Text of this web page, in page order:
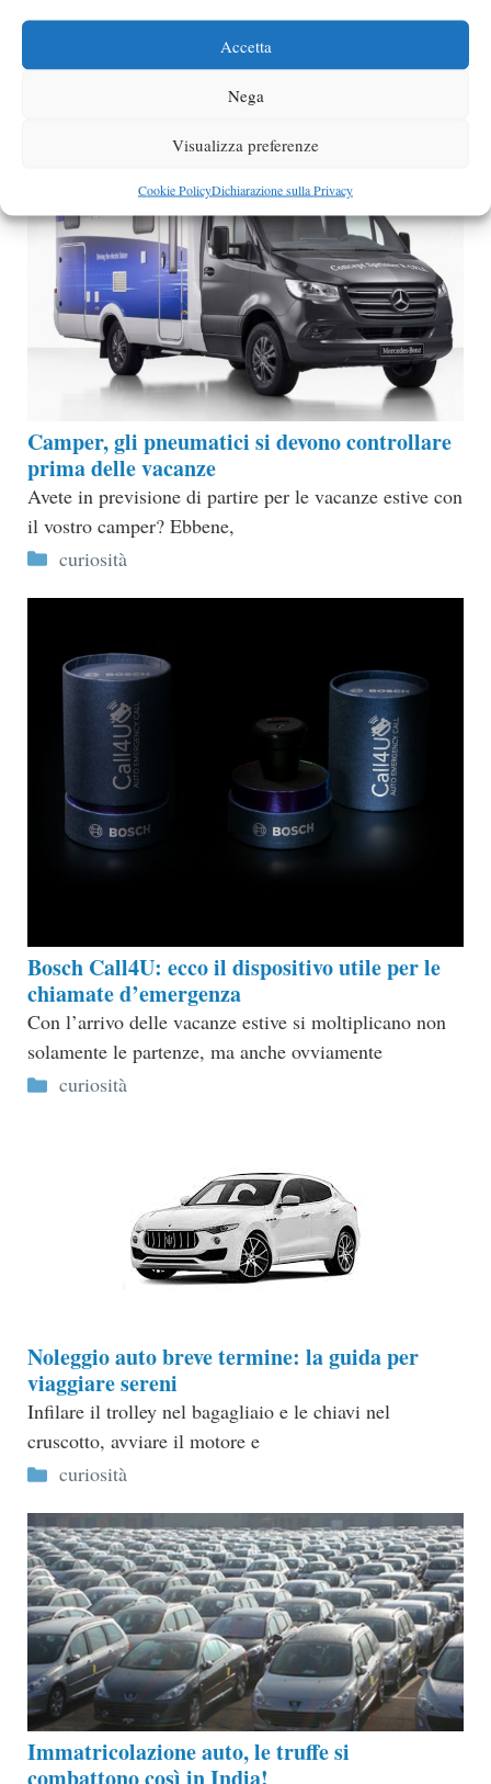
Accetta
Nega
Visualizza preferenze
Cookie PolicyDichiarazione sulla Privacy
verso l’alto, è chiaro come
Categorie
curiosità
Camper, gli pneumatici si devono controllare
prima delle vacanze
Avete in previsione di partire per le vacanze estive con
il vostro camper? Ebbene,
Categorie
curiosità
Bosch Call4U: ecco il dispositivo utile per le
chiamate d’emergenza
Con l’arrivo delle vacanze estive si moltiplicano non
solamente le partenze, ma anche ovviamente
Categorie
curiosità
Noleggio auto breve termine: la guida per
viaggiare sereni
Infilare il trolley nel bagagliaio e le chiavi nel
cruscotto, avviare il motore e
Categorie
curiosità
Immatricolazione auto, le truffe si